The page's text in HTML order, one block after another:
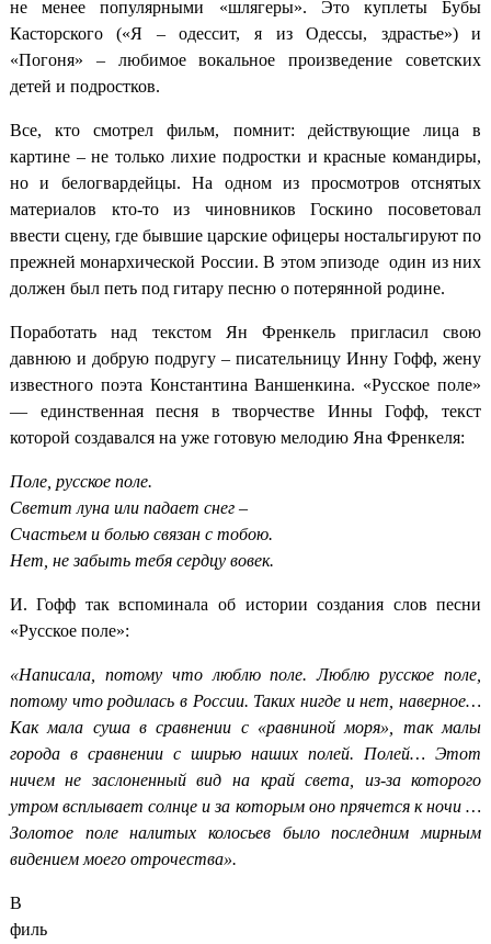
не менее популярными «шлягеры». Это куплеты Бубы
Касторского («Я – одессит, я из Одессы, здрастье») и
«Погоня» – любимое вокальное произведение советских
детей и подростков.
Все, кто смотрел фильм, помнит: действующие лица в
картине – не только лихие подростки и красные командиры,
но и белогвардейцы. На одном из просмотров отснятых
материалов кто-то из чиновников Госкино посоветовал
ввести сцену, где бывшие царские офицеры ностальгируют по
прежней монархической России. В этом эпизоде один из них
должен был петь под гитару песню о потерянной родине.
Поработать над текстом Ян Френкель пригласил свою
давнюю и добрую подругу – писательницу Инну Гофф, жену
известного поэта Константина Ваншенкина. «Русское поле»
— единственная песня в творчестве Инны Гофф, текст
которой создавался на уже готовую мелодию Яна Френкеля:
Поле, русское поле.
Светит луна или падает снег –
Счастьем и болью связан с тобою.
Нет, не забыть тебя сердцу вовек.
И. Гофф так вспоминала об истории создания слов песни
«Русское поле»:
«Написала, потому что люблю поле. Люблю русское поле,
потому что родилась в России. Таких нигде и нет, наверное…
Как мала суша в сравнении с «равниной моря», так малы
города в сравнении с ширью наших полей. Полей… Этот
ничем не заслоненный вид на край света, из-за которого
утром всплывает солнце и за которым оно прячется к ночи …
Золотое поле налитых колосьев было последним мирным
видением моего отрочества».
В
филь